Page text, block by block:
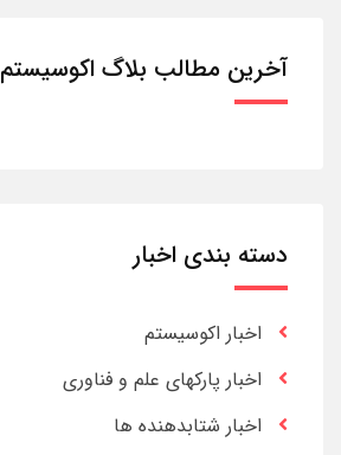
آخرین مطالب بلاگ اکوسیستم
دسته بندی اخبار
اخبار اکوسیستم
اخبار پارکهای علم و فناوری
اخبار شتابدهنده ها